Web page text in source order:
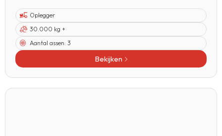
Oplegger
30.000 kg +
Aantal assen: 3
Bekijken